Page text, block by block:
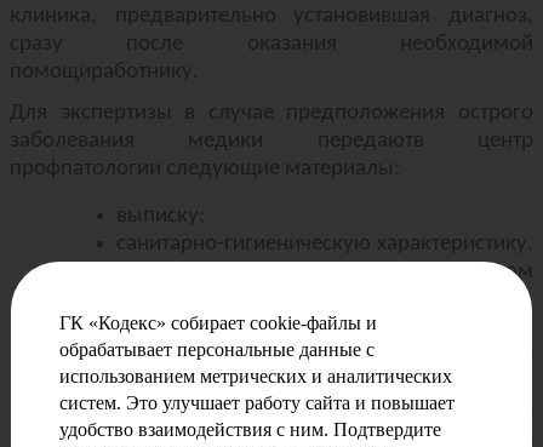
клиника, предварительно установившая диагноз,
сразу после оказания необходимой
помощиработнику.
Для экспертизы в случае предположения острого
заболевания медики передаютв центр
профпатологии следующие материалы:
выписку;
санитарно-гигиеническую характеристику,
составленную органом
Роспотребнадзора, и возражения к ней,
если таковые представлены;
копию трудовой книжки либо сведения по
форме, предусмотренной ст. 66.1 ТК РФ;
карту эпидемиологического
обследования, если речь идёт об
ГК «Кодекс» собирает cookie-файлы и
обрабатывает персональные данные с
использованием метрических и аналитических
систем. Это улучшает работу сайта и повышает
удобство взаимодействия с ним. Подтвердите